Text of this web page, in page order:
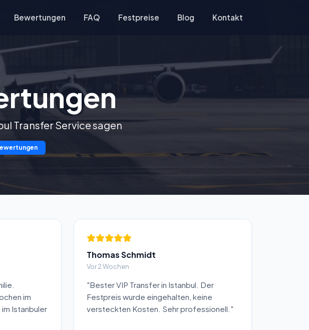
Bewertungen FAQ Festpreise Blog Kontakt
Transfer Service sagen
im
Istanbuler
Thomas Schmidt
Vor 2 Wochen
"Bester VIP Transfer in Istanbul. Der
Festpreis wurde eingehalten, keine
versteckten Kosten. Sehr professionell."